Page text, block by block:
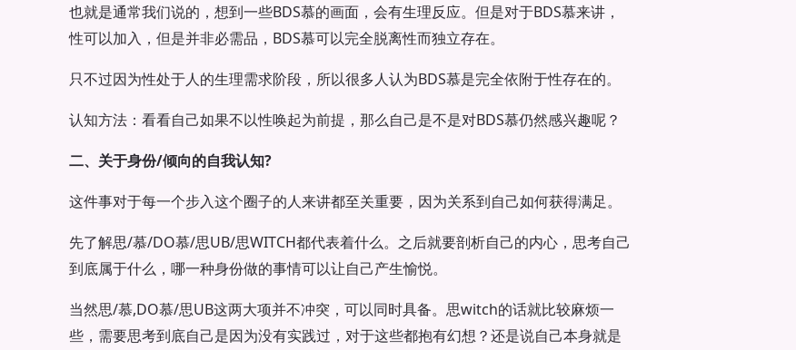
也就是通常我们说的，想到一些BDS慕的画面，会有生理反应。但是对于BDS慕来讲，
性可以加入，但是并非必需品，BDS慕可以完全脱离性而独立存在。
只不过因为性处于人的生理需求阶段，所以很多人认为BDS慕是完全依附于性存在的。
认知方法：看看自己如果不以性唤起为前提，那么自己是不是对BDS慕仍然感兴趣呢？
二、关于身份/倾向的自我认知?
这件事对于每一个步入这个圈子的人来讲都至关重要，因为关系到自己如何获得满足。
先了解思/慕/DO慕/思UB/思WITCH都代表着什么。之后就要剖析自己的内心，思考自己
到底属于什么，哪一种身份做的事情可以让自己产生愉悦。
当然思/慕,DO慕/思UB这两大项并不冲突，可以同时具备。思witch的话就比较麻烦一
些，需要思考到底自己是因为没有实践过，对于这些都抱有幻想？还是说自己本身就是